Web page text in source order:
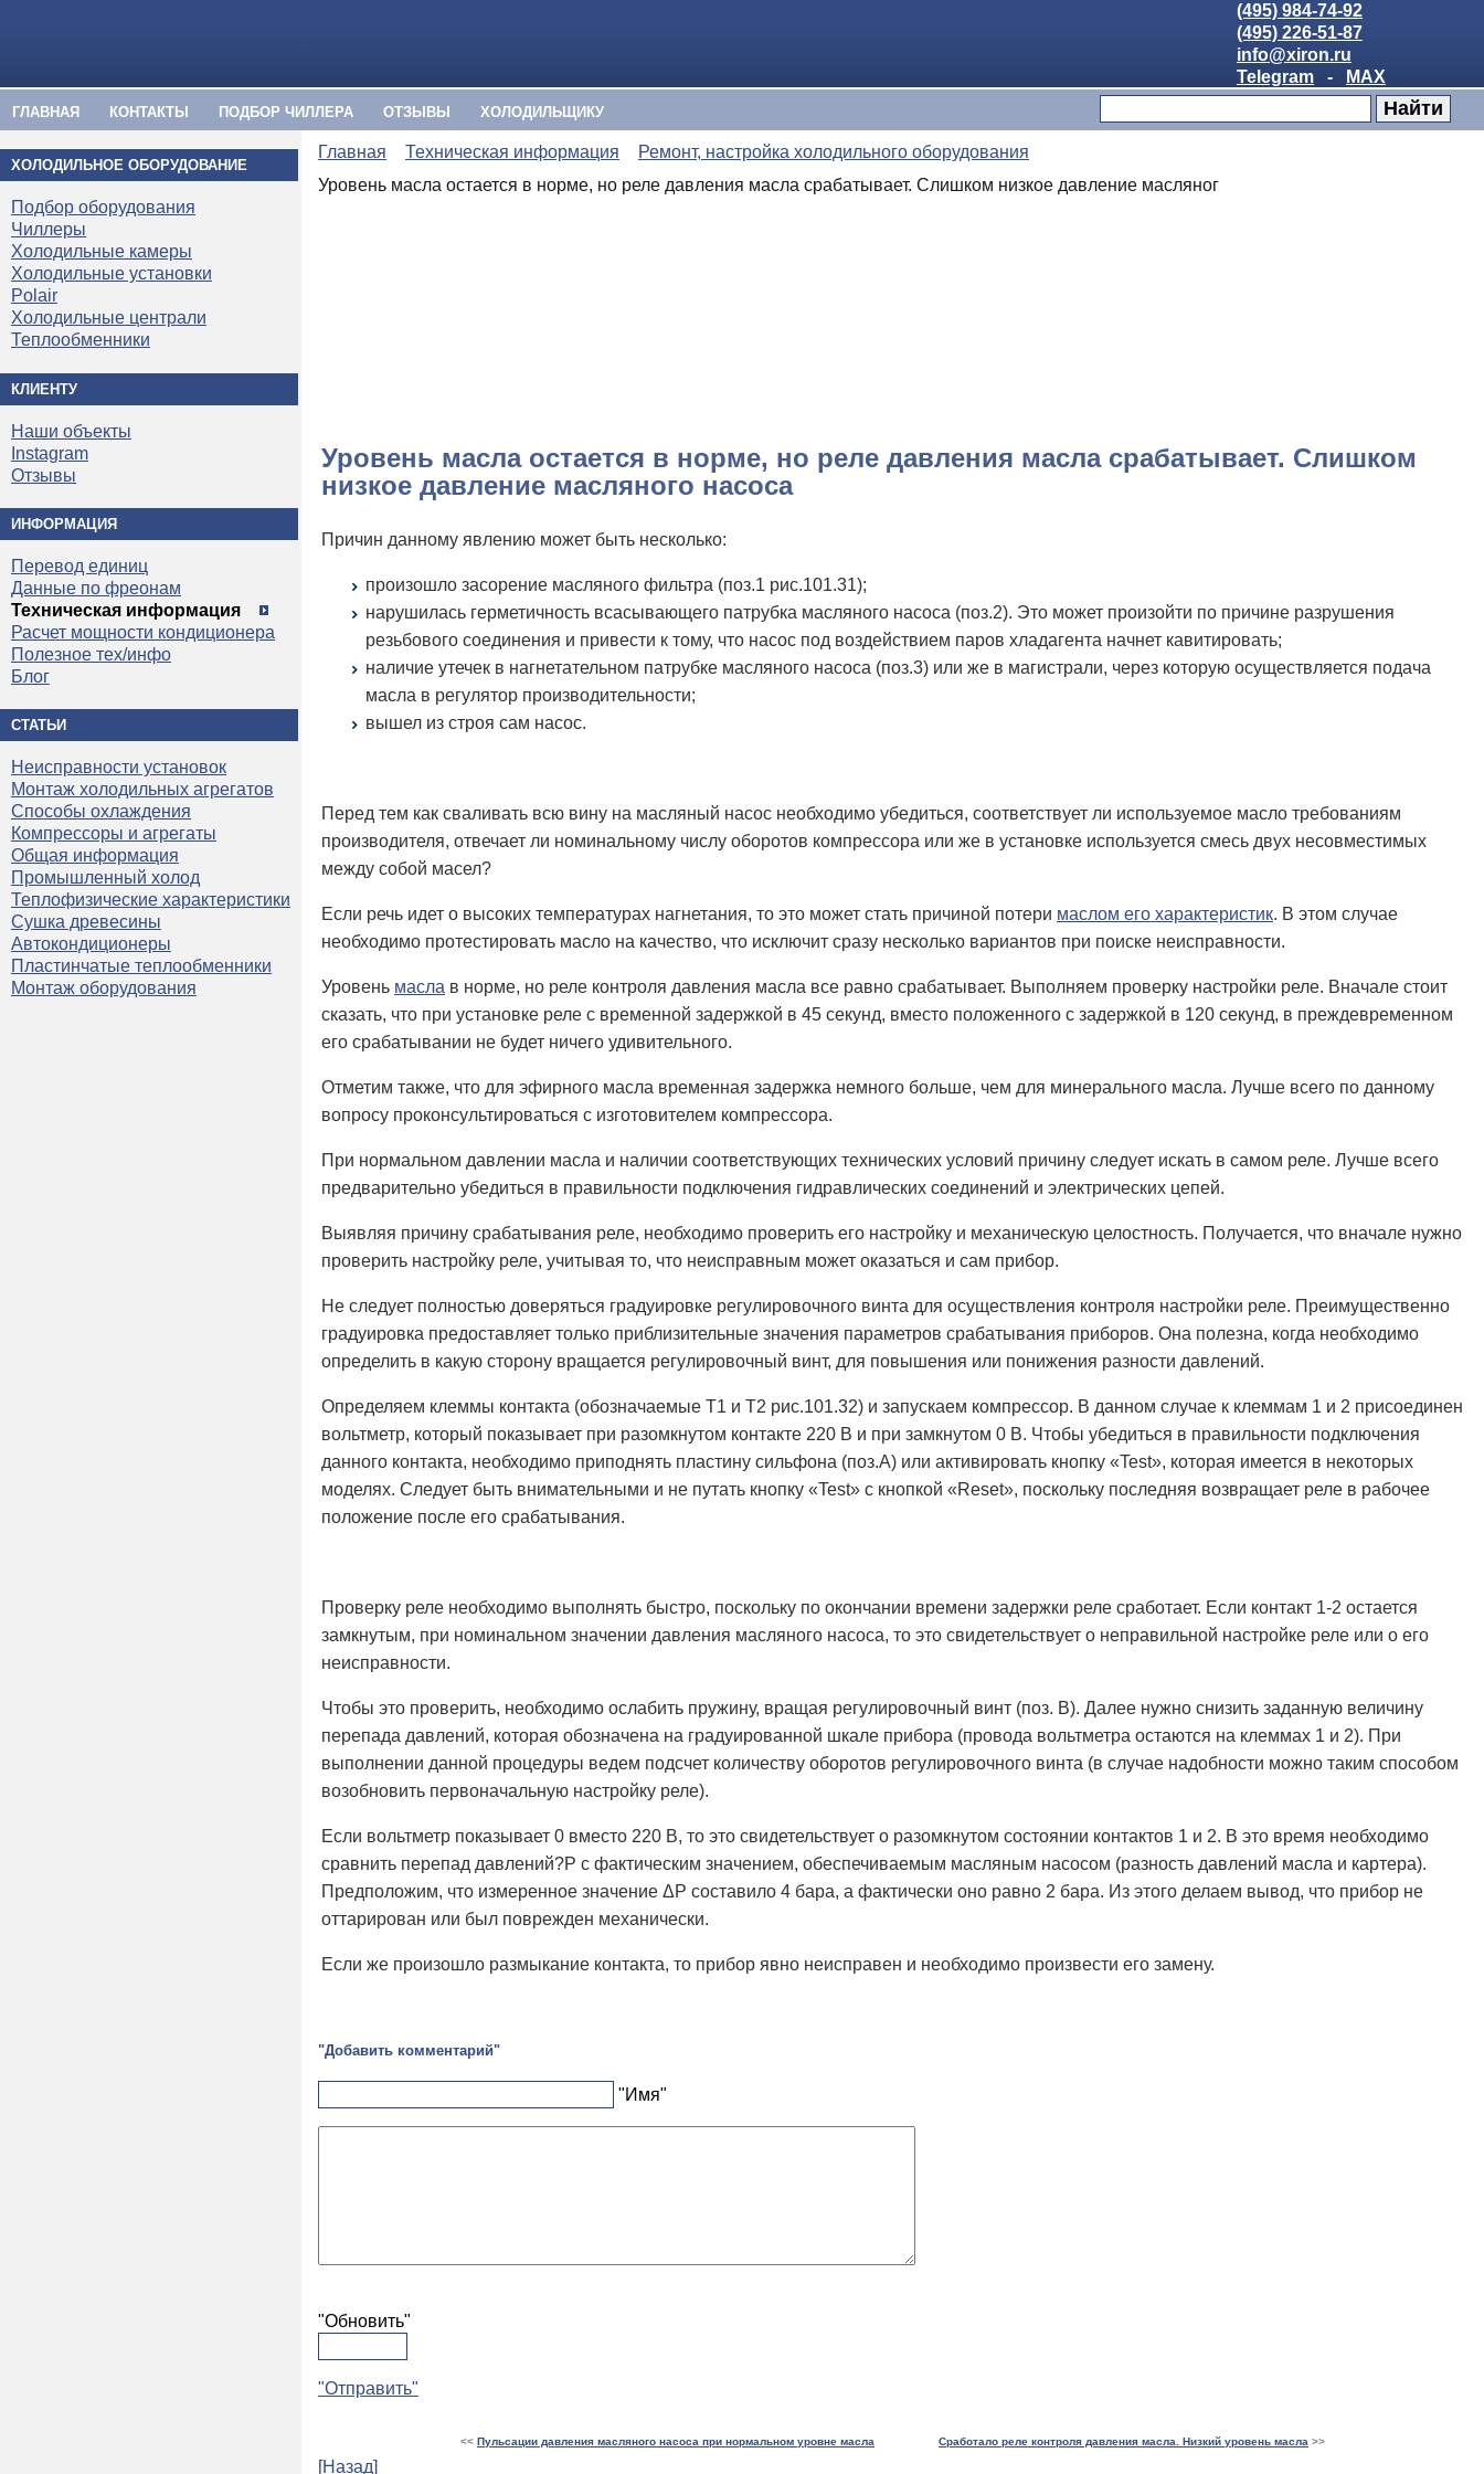
(495) 984-74-92
(495) 226-51-87
info@xiron.ru
Telegram
- MAX
ГЛАВНАЯ КОНТАКТЫ ПОДБОР ЧИЛЛЕРА ОТЗЫВЫ ХОЛОДИЛЬЩИКУ
ХОЛОДИЛЬНОЕ ОБОРУДОВАНИЕ
Подбор оборудования
Чиллеры
Холодильные камеры
Холодильные установки
Polair
Холодильные централи
Теплообменники
КЛИЕНТУ
Наши объекты
Instagram
Отзывы
ИНФОРМАЦИЯ
Перевод единиц
Данные по фреонам
Техническая информация
Расчет мощности кондиционера
Полезное тех/инфо
Блог
СТАТЬИ
Неисправности установок
Монтаж холодильных агрегатов
Способы охлаждения
Компрессоры и агрегаты
Общая информация
Промышленный холод
Теплофизические характеристики
Сушка древесины
Автокондиционеры
Пластинчатые теплообменники
Монтаж оборудования
Главная Техническая информация
Ремонт, настройка холодильного оборудования
Уровень масла остается в норме, но реле давления масла срабатывает. Слишком низкое давление масляног
Уровень масла остается в норме, но реле давления масла срабатывает. Слишком
низкое давление масляного насоса
Причин данному явлению может быть несколько:
произошло засорение масляного фильтра (поз.1 рис.101.31);
нарушилась герметичность всасывающего патрубка масляного насоса (поз.2). Это может произойти по причине разрушения
резьбового соединения и привести к тому, что насос под воздействием паров хладагента начнет кавитировать;
наличие утечек в нагнетательном патрубке масляного насоса (поз.3) или же в магистрали, через которую осуществляется подача
масла в регулятор производительности;
вышел из строя сам насос.
Перед тем как сваливать всю вину на масляный насос необходимо убедиться, соответствует ли используемое масло требованиям
производителя, отвечает ли номинальному числу оборотов компрессора или же в установке используется смесь двух несовместимых
между собой масел?
Если речь идет о высоких температурах нагнетания, то это может стать причиной потери маслом его характеристик. В этом случае
необходимо протестировать масло на качество, что исключит сразу несколько вариантов при поиске неисправности.
Уровень масла в норме, но реле контроля давления масла все равно срабатывает. Выполняем проверку настройки реле. Вначале стоит
сказать, что при установке реле с временной задержкой в 45 секунд, вместо положенного с задержкой в 120 секунд, в преждевременном
его срабатывании не будет ничего удивительного.
Отметим также, что для эфирного масла временная задержка немного больше, чем для минерального масла. Лучше всего по данному
вопросу проконсультироваться с изготовителем компрессора.
При нормальном давлении масла и наличии соответствующих технических условий причину следует искать в самом реле. Лучше всего
предварительно убедиться в правильности подключения гидравлических соединений и электрических цепей.
Выявляя причину срабатывания реле, необходимо проверить его настройку и механическую целостность. Получается, что вначале нужно
проверить настройку реле, учитывая то, что неисправным может оказаться и сам прибор.
Не следует полностью доверяться градуировке регулировочного винта для осуществления контроля настройки реле. Преимущественно
градуировка предоставляет только приблизительные значения параметров срабатывания приборов. Она полезна, когда необходимо
определить в какую сторону вращается регулировочный винт, для повышения или понижения разности давлений.
Определяем клеммы контакта (обозначаемые Т1 и Т2 рис.101.32) и запускаем компрессор. В данном случае к клеммам 1 и 2 присоединен
вольтметр, который показывает при разомкнутом контакте 220 В и при замкнутом 0 В. Чтобы убедиться в правильности подключения
данного контакта, необходимо приподнять пластину сильфона (поз.А) или активировать кнопку «Test», которая имеется в некоторых
моделях. Следует быть внимательными и не путать кнопку «Test» с кнопкой «Reset», поскольку последняя возвращает реле в рабочее
положение после его срабатывания.
Проверку реле необходимо выполнять быстро, поскольку по окончании времени задержки реле сработает. Если контакт 1-2 остается
замкнутым, при номинальном значении давления масляного насоса, то это свидетельствует о неправильной настройке реле или о его
неисправности.
Чтобы это проверить, необходимо ослабить пружину, вращая регулировочный винт (поз. В). Далее нужно снизить заданную величину
перепада давлений, которая обозначена на градуированной шкале прибора (провода вольтметра остаются на клеммах 1 и 2). При
выполнении данной процедуры ведем подсчет количеству оборотов регулировочного винта (в случае надобности можно таким способом
возобновить первоначальную настройку реле).
Если вольтметр показывает 0 вместо 220 В, то это свидетельствует о разомкнутом состоянии контактов 1 и 2. В это время необходимо
сравнить перепад давлений?P с фактическим значением, обеспечиваемым масляным насосом (разность давлений масла и картера).
Предположим, что измеренное значение ΔP составило 4 бара, а фактически оно равно 2 бара. Из этого делаем вывод, что прибор не
оттарирован или был поврежден механически.
Если же произошло размыкание контакта, то прибор явно неисправен и необходимо произвести его замену.
"Добавить комментарий"
"Имя"
"Обновить"
"Отправить"
<< Пульсации давления масляного насоса при нормальном уровне масла Сработало реле контроля давления масла. Низкий уровень масла >>
[Назад]